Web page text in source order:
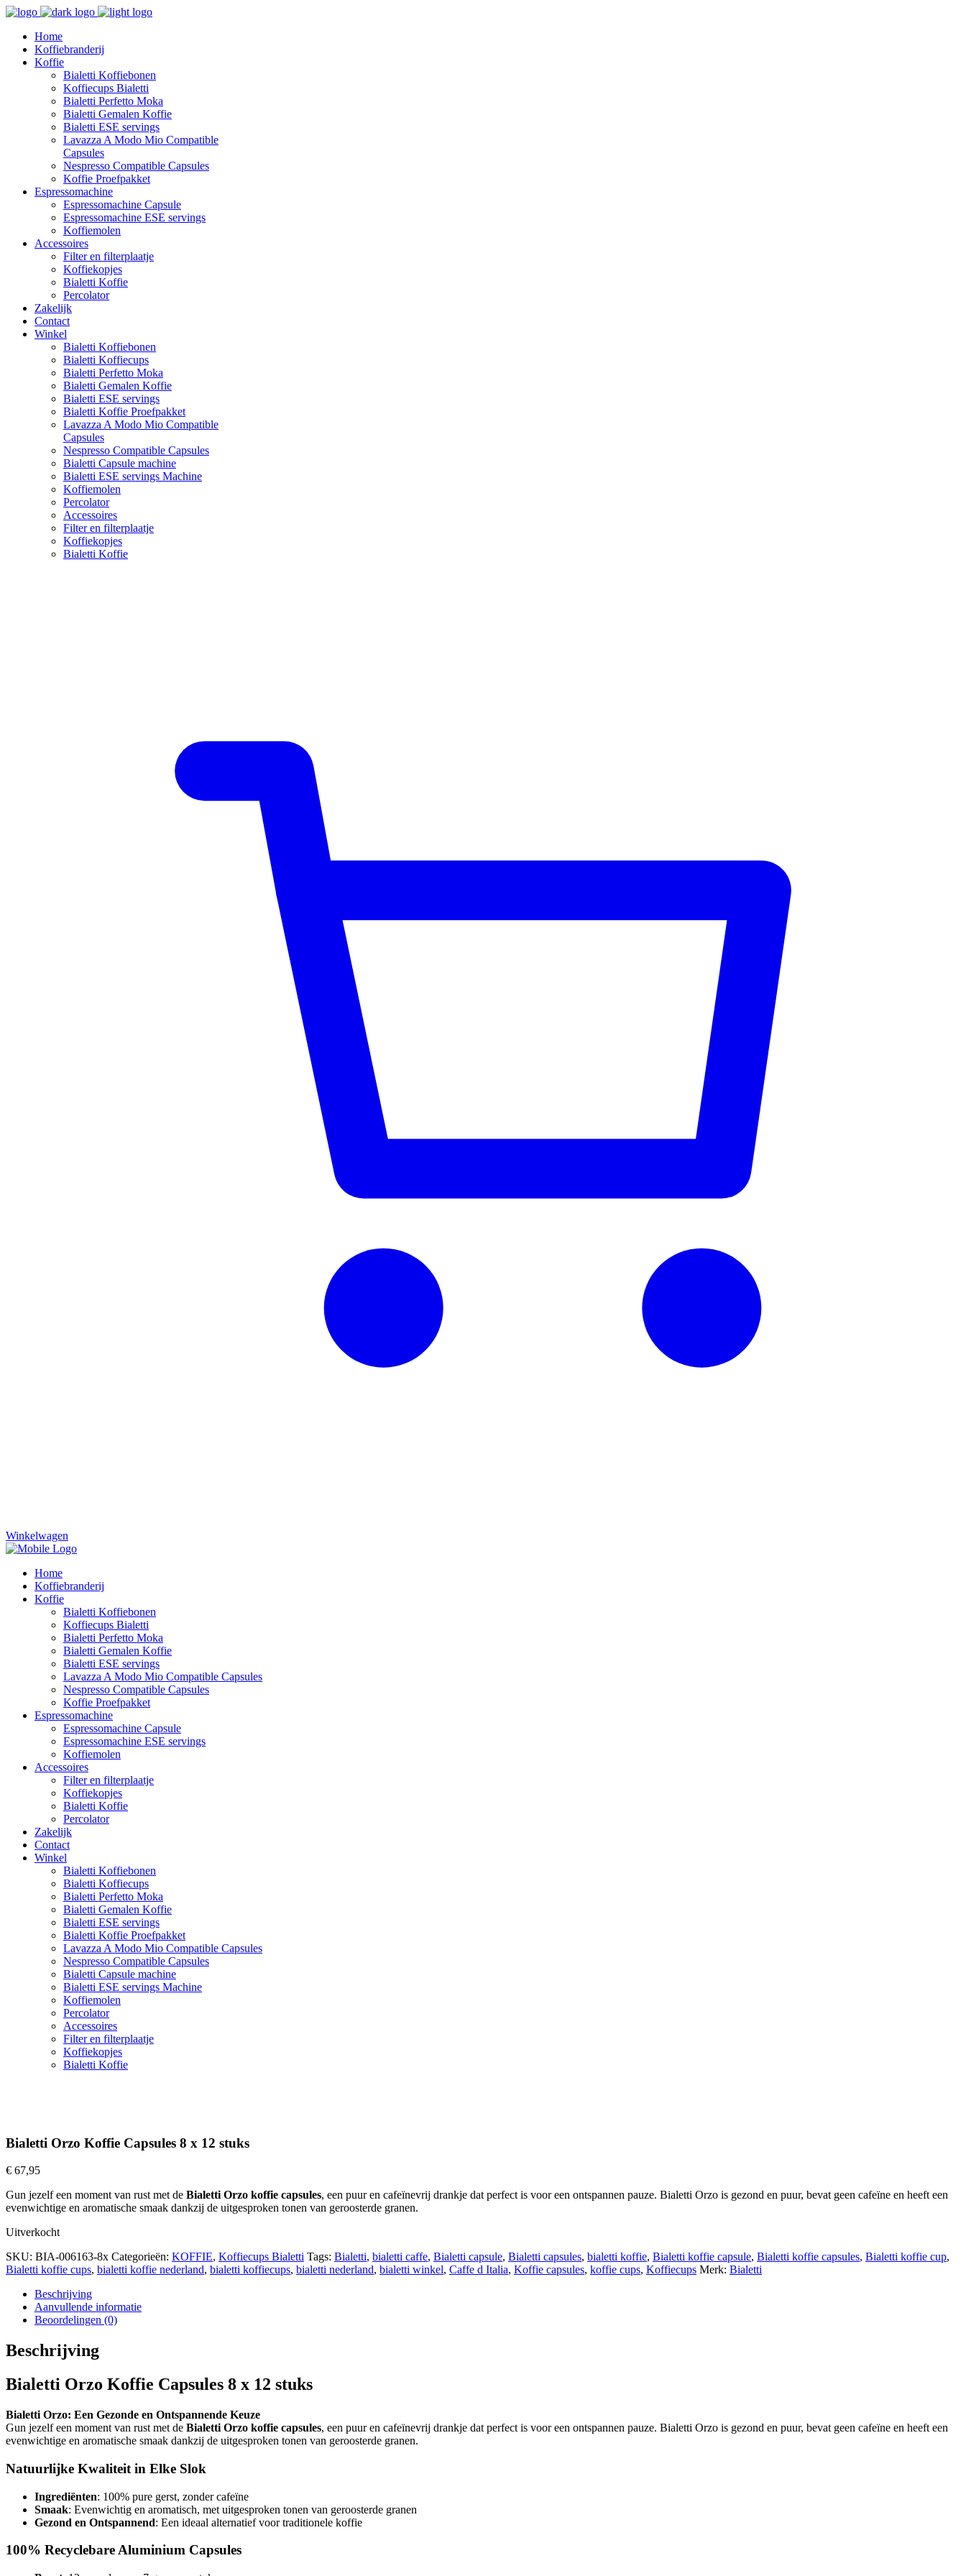
Home
Koffiebranderij
Koffie
Bialetti Koffiebonen
Koffiecups Bialetti
Bialetti Perfetto Moka
Bialetti Gemalen Koffie
Bialetti ESE servings
Lavazza A Modo Mio Compatible
Capsules
Nespresso Compatible Capsules
Koffie Proefpakket
Espressomachine
Espressomachine Capsule
Espressomachine ESE servings
Koffiemolen
Accessoires
Filter en filterplaatje
Koffiekopjes
Bialetti Koffie
Percolator
Zakelijk
Contact
Winkel
Bialetti Koffiebonen
Bialetti Koffiecups
Bialetti Perfetto Moka
Bialetti Gemalen Koffie
Bialetti ESE servings
Bialetti Koffie Proefpakket
Lavazza A Modo Mio Compatible
Capsules
Nespresso Compatible Capsules
Bialetti Capsule machine
Bialetti ESE servings Machine
Koffiemolen
Percolator
Accessoires
Filter en filterplaatje
Koffiekopjes
Bialetti Koffie
Winkelwagen
Home
Koffiebranderij
Koffie
Bialetti Koffiebonen
Koffiecups Bialetti
Bialetti Perfetto Moka
Bialetti Gemalen Koffie
Bialetti ESE servings
Lavazza A Modo Mio Compatible Capsules
Nespresso Compatible Capsules
Koffie Proefpakket
Espressomachine
Espressomachine Capsule
Espressomachine ESE servings
Koffiemolen
Accessoires
Filter en filterplaatje
Koffiekopjes
Bialetti Koffie
Percolator
Zakelijk
Contact
Winkel
Bialetti Koffiebonen
Bialetti Koffiecups
Bialetti Perfetto Moka
Bialetti Gemalen Koffie
Bialetti ESE servings
Bialetti Koffie Proefpakket
Lavazza A Modo Mio Compatible Capsules
Nespresso Compatible Capsules
Bialetti Capsule machine
Bialetti ESE servings Machine
Koffiemolen
Percolator
Accessoires
Filter en filterplaatje
Koffiekopjes
Bialetti Koffie
Bialetti Orzo Koffie Capsules 8 x 12 stuks
€ 67,95
Gun jezelf een moment van rust met de Bialetti Orzo koffie capsules, een puur en cafeïnevrij drankje dat perfect is voor een ontspannen pauze. Bialetti Orzo is gezond en puur, bevat geen cafeïne en heeft een
evenwichtige en aromatische smaak dankzij de uitgesproken tonen van geroosterde granen.
Uitverkocht
SKU: BIA-006163-8x Categorieën: KOFFIE, Koffiecups Bialetti Tags: Bialetti, bialetti caffe, Bialetti capsule, Bialetti capsules, bialetti koffie, Bialetti koffie capsule, Bialetti koffie capsules, Bialetti koffie cup,
Bialetti koffie cups, bialetti koffie nederland, bialetti koffiecups, bialetti nederland, bialetti winkel, Caffe d Italia, Koffie capsules, koffie cups, Koffiecups Merk: Bialetti
Beschrijving
Aanvullende informatie
Beoordelingen (0)
Beschrijving
Bialetti Orzo Koffie Capsules 8 x 12 stuks
Bialetti Orzo: Een Gezonde en Ontspannende Keuze
Gun jezelf een moment van rust met de Bialetti Orzo koffie capsules, een puur en cafeïnevrij drankje dat perfect is voor een ontspannen pauze. Bialetti Orzo is gezond en puur, bevat geen cafeïne en heeft een
evenwichtige en aromatische smaak dankzij de uitgesproken tonen van geroosterde granen.
Natuurlijke Kwaliteit in Elke Slok
Ingrediënten: 100% pure gerst, zonder cafeïne
Smaak: Evenwichtig en aromatisch, met uitgesproken tonen van geroosterde granen
Gezond en Ontspannend: Een ideaal alternatief voor traditionele koffie
100% Recyclebare Aluminium Capsules